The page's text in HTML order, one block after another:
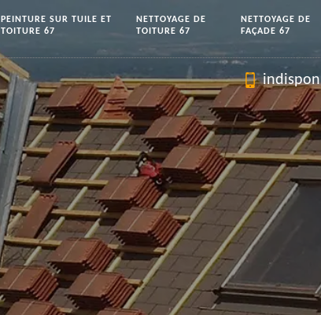
PEINTURE SUR TUILE ET
TOITURE 67
NETTOYAGE DE
TOITURE 67
NETTOYAGE DE
FAÇADE 67